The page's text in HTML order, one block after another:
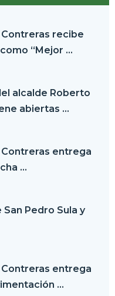
recibe
“Mejor ...
alcalde Roberto
abiertas ...
entrega
...
Pedro Sula y
entrega
...